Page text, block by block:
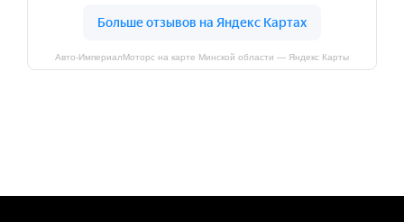
Авто-ИмпериалМоторс на карте Минской области — Яндекс Карты